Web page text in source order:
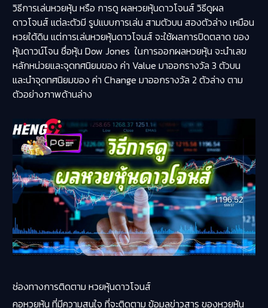
วิธีการเล่นหวยหุ้น หรือ การดู ผลหวยหุ้นดาวโจนส์ วิธีดูผล
ดาวโจนส์ แต่ละตัวมี รูปแบบการเล่น สามตัวบน สองตัวล่าง เหมือน
หวยใต้ดิน แต่การเล่นหวยหุ้นดาวโจนส์ จะใช้ผลการปิดตลาด ของ
หุ้นดาวน์โจน ชื่อหุ้น Dow Jones ในการออกผลหวยหุ้น จะนำเลข
หลักหน่วยและจุดทศนิยมของ ค่า Value มาออกรางวัล 3 ตัวบน
และนำจุดทศนิยมของ ค่า Change มาออกรางวัล 2 ตัวล่าง ตาม
ตัวอย่างภาพด้านล่าง
ช่องทางการติดตาม หวยหุ้นดาวโจนส์
คอหวยหุ้น ที่มีความสนใจ ที่จะติดตาม ข้อมูลข่าวสาร ของหวยหุ้น